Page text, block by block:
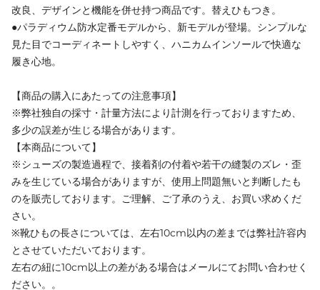
改良、デザインと機能を併せ持つ商品です。替えひもつき。
●パラディウム防水定番モデルから、新モデルが登場。シンプルな
見た目でコーディネートしやすく、ハニカムインソールで快適な
履き心地。
【商品の購入にあたっての注意事項】
※弊社独自の採寸・計量方法により計測を行っておりますため、
多少の誤差が生じる場合があります。
【本商品について】
※シューズの製造過程で、接着剤の付着や若干の縫製のズレ・歪
みを生じている場合がありますが、使用上問題無いと判断したも
のを販売しております。ご理解、ご了承のうえ、お買い求めくだ
さい。
※靴ひもの長さについては、左右10cm以内の差までは弊社許容内
とさせていただいております。
左右の紐に10cm以上の差がある場合はメールにてお問い合わせく
ださい。。